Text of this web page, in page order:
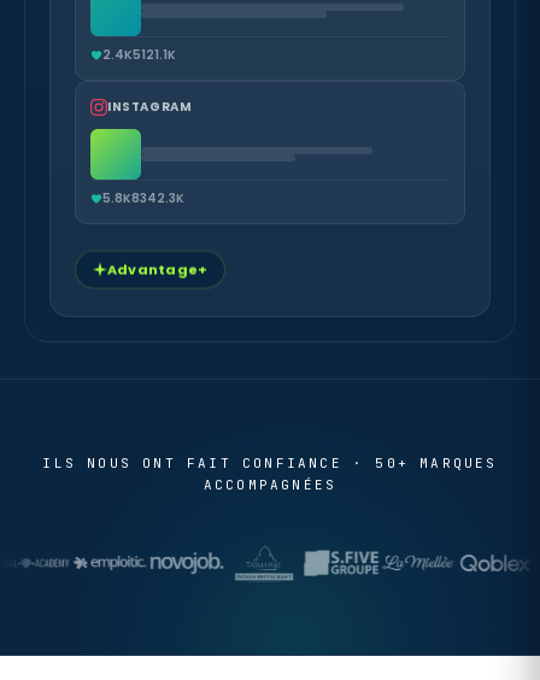
2.4K5121.1K
INSTAGRAM
5.8K8342.3K
Advantage+
ILS NOUS ONT FAIT CONFIANCE · 50+ MARQUES
ACCOMPAGNÉES